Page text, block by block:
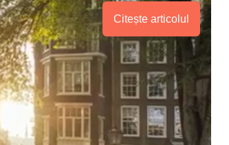
Citește articolul